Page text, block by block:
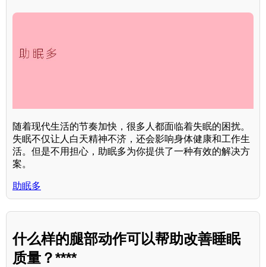
随着现代生活的节奏加快，很多人都面临着失眠的困扰。
失眠不仅让人白天精神不济，还会影响身体健康和工作生
活。但是不用担心，助眠多为你提供了一种有效的解决方
案。
助眠多
什么样的腿部动作可以帮助改善睡眠
质量？****